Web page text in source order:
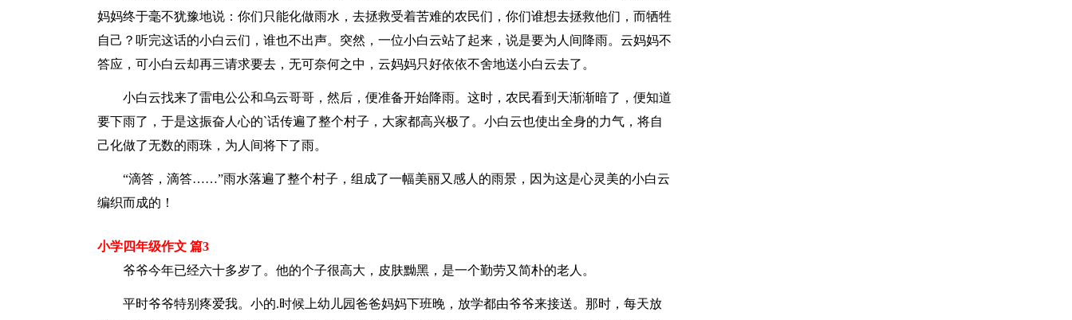
妈妈终于毫不犹豫地说：你们只能化做雨水，去拯救受着苦难的农民们，你们谁想去拯救他们，而牺牲
自己？听完这话的小白云们，谁也不出声。突然，一位小白云站了起来，说是要为人间降雨。云妈妈不
答应，可小白云却再三请求要去，无可奈何之中，云妈妈只好依依不舍地送小白云去了。
小白云找来了雷电公公和乌云哥哥，然后，便准备开始降雨。这时，农民看到天渐渐暗了，便知道
要下雨了，于是这振奋人心的`话传遍了整个村子，大家都高兴极了。小白云也使出全身的力气，将自
己化做了无数的雨珠，为人间将下了雨。
“滴答，滴答……”雨水落遍了整个村子，组成了一幅美丽又感人的雨景，因为这是心灵美的小白云
编织而成的！
小学四年级作文 篇3
爷爷今年已经六十多岁了。他的个子很高大，皮肤黝黑，是一个勤劳又简朴的老人。
平时爷爷特别疼爱我。小的.时候上幼儿园爸爸妈妈下班晚，放学都由爷爷来接送。那时，每天放